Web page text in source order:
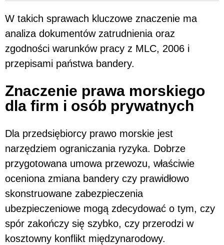
W takich sprawach kluczowe znaczenie ma
analiza dokumentów zatrudnienia oraz
zgodności warunków pracy z MLC, 2006 i
przepisami państwa bandery.
Znaczenie prawa morskiego
dla firm i osób prywatnych
Dla przedsiębiorcy prawo morskie jest
narzędziem ograniczania ryzyka. Dobrze
przygotowana umowa przewozu, właściwie
oceniona zmiana bandery czy prawidłowo
skonstruowane zabezpieczenia
ubezpieczeniowe mogą zdecydować o tym, czy
spór zakończy się szybko, czy przerodzi w
kosztowny konflikt międzynarodowy.